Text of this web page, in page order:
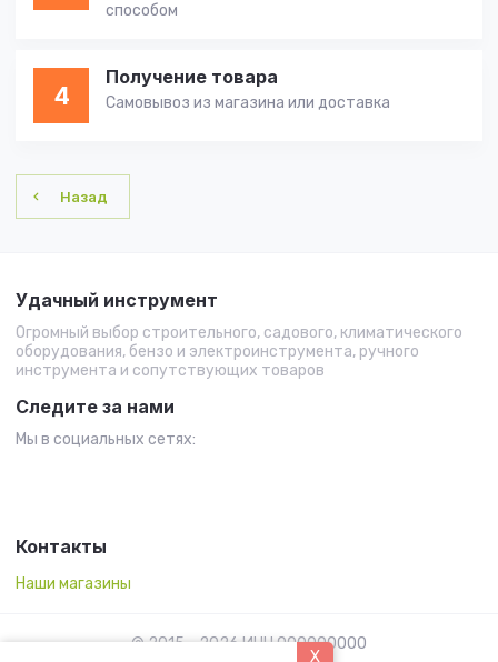
способом
4
Получение товара
Самовывоз из магазина или доставка
Назад
Удачный инструмент
Огромный выбор строительного, садового, климатического
оборудования, бензо и электроинструмента, ручного
инструмента и сопутствующих товаров
Следите за нами
Мы в социальных сетях:
Контакты
Наши магазины
© 2015 - 2026 ИНН 000000000
X